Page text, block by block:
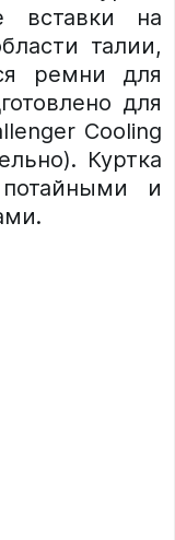
вставки на
талии,
ремни для
для
Cooling
Куртка
и